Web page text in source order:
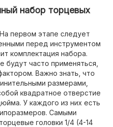
набор торцевых
первом этапе следует
перед инструментом
комплектация набора.
будут часто применяться,
Важно знать, что
размерами,
квадратное отверстие
У каждого из них есть
Самыми
головки 1/4 (4-14